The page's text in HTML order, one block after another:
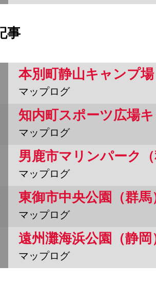
事
本別町静山キャンプ
マップログ
知内町スポーツ広場
マップログ
男鹿市マリンパーク
マップログ
東御市中央公園（群馬
マップログ
遠州灘海浜公園（静岡
マップログ